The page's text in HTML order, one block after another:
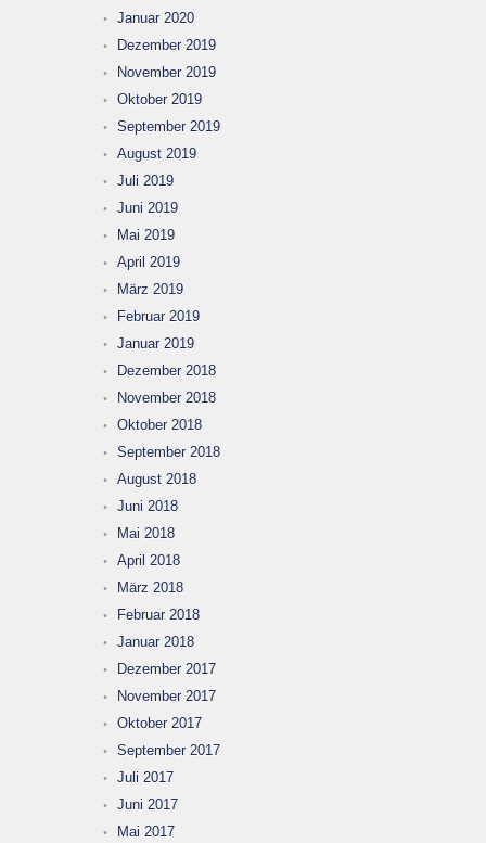
Januar 2020
Dezember 2019
November 2019
Oktober 2019
September 2019
August 2019
Juli 2019
Juni 2019
Mai 2019
April 2019
März 2019
Februar 2019
Januar 2019
Dezember 2018
November 2018
Oktober 2018
September 2018
August 2018
Juni 2018
Mai 2018
April 2018
März 2018
Februar 2018
Januar 2018
Dezember 2017
November 2017
Oktober 2017
September 2017
Juli 2017
Juni 2017
Mai 2017